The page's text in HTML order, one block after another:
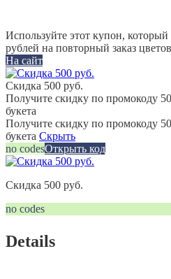
Используйте этот купон,
рублей на повторный заказ
На сайт
Скидка 500 руб.
Получите скидку по промокоду
букета
Получите скидку по промокоду
букета Скрыть
no codesОткрыть код
Скидка 500 руб.
no codes
Details